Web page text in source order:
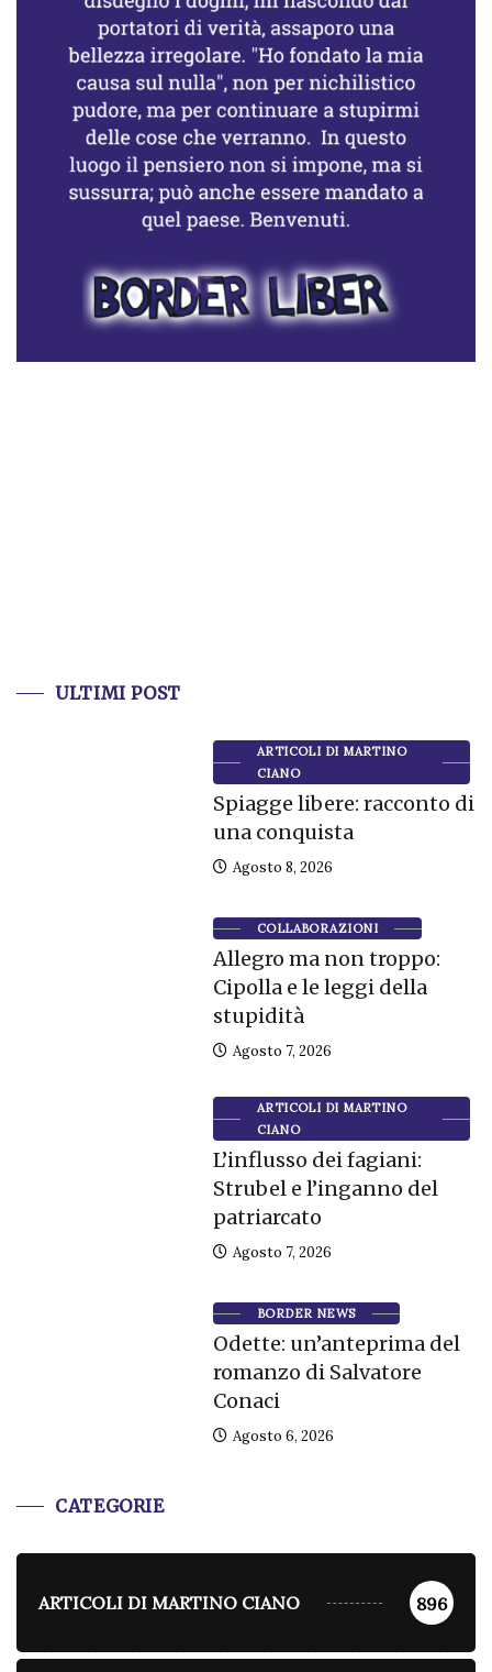
ULTIMI POST
ARTICOLI DI MARTINO
CIANO
Spiagge libere: racconto di
una conquista
Agosto 8, 2026
COLLABORAZIONI
Allegro ma non troppo:
Cipolla e le leggi della
stupidità
Agosto 7, 2026
ARTICOLI DI MARTINO
CIANO
L’influsso dei fagiani:
Strubel e l’inganno del
patriarcato
Agosto 7, 2026
BORDER NEWS
Odette: un’anteprima del
romanzo di Salvatore
Conaci
Agosto 6, 2026
CATEGORIE
ARTICOLI DI MARTINO CIANO 896